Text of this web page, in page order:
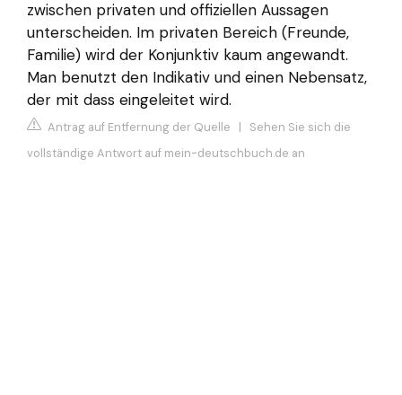
zwischen privaten und offiziellen Aussagen
unterscheiden. Im privaten Bereich (Freunde,
Familie) wird der Konjunktiv kaum angewandt.
Man benutzt den Indikativ und einen Nebensatz,
der mit dass eingeleitet wird.
Antrag auf Entfernung der Quelle | Sehen Sie sich die
vollständige Antwort auf mein-deutschbuch.de an